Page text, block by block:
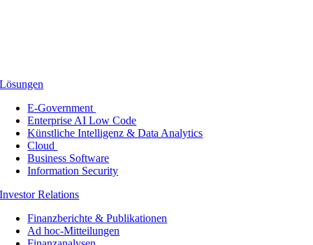
Lösungen
E-Government
Enterprise AI Low Code
Künstliche Intelligenz & Data Analytics
Cloud
Business Software
Information Security
Investor Relations
Finanzberichte & Publikationen
Ad hoc-Mitteilungen